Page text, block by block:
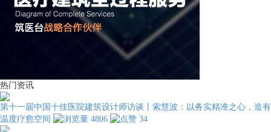
热门资讯
第十一届中国十佳医院建筑设计师访谈丨索慧波：以务实精准之心，造有
温度疗愈空间
4806 34